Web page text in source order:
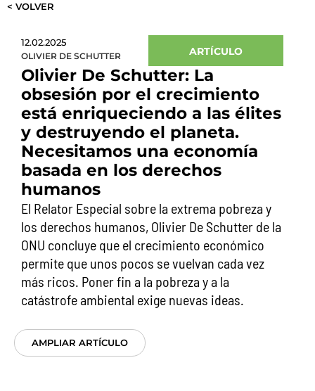
< VOLVER
12.02.2025
OLIVIER DE SCHUTTER ARTÍCULO
Olivier De Schutter: La
obsesión por el crecimiento
está enriqueciendo a las élites
y destruyendo el planeta.
Necesitamos una economía
basada en los derechos
humanos
El Relator Especial sobre la extrema pobreza y
los derechos humanos, Olivier De Schutter de la
ONU concluye que el crecimiento económico
permite que unos pocos se vuelvan cada vez
más ricos. Poner fin a la pobreza y a la
catástrofe ambiental exige nuevas ideas.
AMPLIAR ARTÍCULO